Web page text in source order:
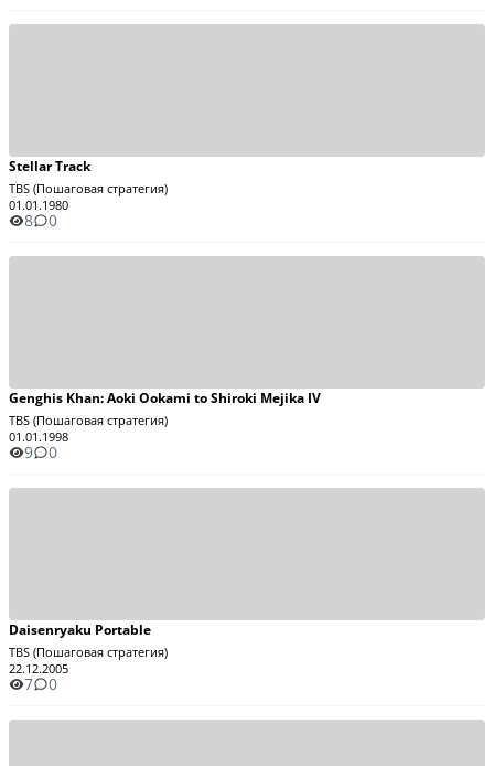
Stellar Track
TBS (Пошаговая стратегия)
01.01.1980
8 0
Genghis Khan: Aoki Ookami to Shiroki Mejika IV
TBS (Пошаговая стратегия)
01.01.1998
9 0
Daisenryaku Portable
TBS (Пошаговая стратегия)
22.12.2005
7 0